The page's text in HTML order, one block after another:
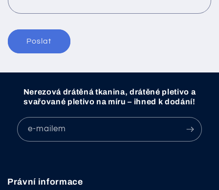
r
u
l
á
Poslat
Nerezová drátěná tkanina, drátěné pletivo a
svařované pletivo na míru – ihned k dodání!
e-mailem
Právní informace